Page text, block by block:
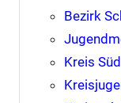
Bezirk
Kreis Süd